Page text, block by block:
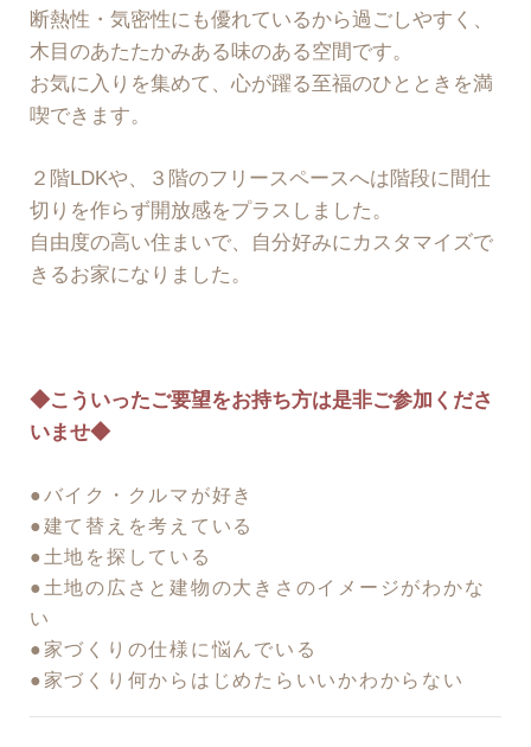
断熱性・気密性にも優れているから過ごしやすく、
木目のあたたかみある味のある空間です。
お気に入りを集めて、心が躍る至福のひとときを満
喫できます。
２階LDKや、３階のフリースペースへは階段に間仕
切りを作らず開放感をプラスしました。
自由度の高い住まいで、自分好みにカスタマイズで
きるお家になりました。
◆こういったご要望をお持ち方は是非ご参加くださ
いませ◆
●バイク・クルマが好き
●建て替えを考えている
●土地を探している
●土地の広さと建物の大きさのイメージがわかな
い
●家づくりの仕様に悩んでいる
●家づくり何からはじめたらいいかわからない